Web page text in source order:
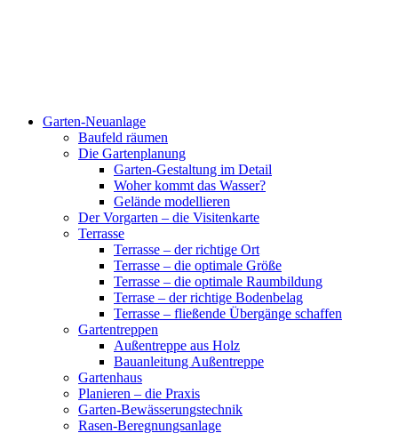
Garten-Neuanlage
Baufeld räumen
Die Gartenplanung
Garten-Gestaltung im Detail
Woher kommt das Wasser?
Gelände modellieren
Der Vorgarten – die Visitenkarte
Terrasse
Terrasse – der richtige Ort
Terrasse – die optimale Größe
Terrasse – die optimale Raumbildung
Terrase – der richtige Bodenbelag
Terrasse – fließende Übergänge schaffen
Gartentreppen
Außentreppe aus Holz
Bauanleitung Außentreppe
Gartenhaus
Planieren – die Praxis
Garten-Bewässerungstechnik
Rasen-Beregnungsanlage